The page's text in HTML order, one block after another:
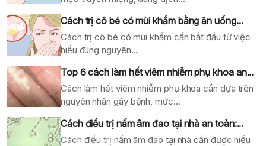
Cách trị cô bé có mùi khắm bằng ăn uống...
Cách trị cô bé có mùi khắm cần bắt đầu từ việc
hiểu đúng nguyên...
Top 6 cách làm hết viêm nhiễm phụ khoa an...
Cách làm hết viêm nhiễm phụ khoa cần dựa trên
nguyên nhân gây bệnh, mức...
Cách điều trị nấm âm đao tại nhà an toàn:...
Cách điều trị nấm âm đao tại nhà cần được hiểu